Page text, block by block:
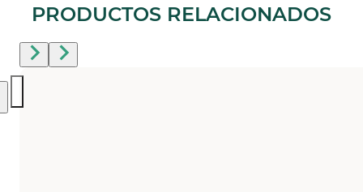
PRODUCTOS RELACIONADOS